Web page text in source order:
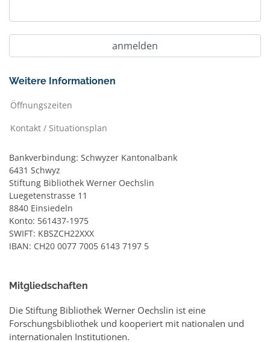
Weitere Informationen
Öffnungszeiten
Kontakt / Situationsplan
Bankverbindung: Schwyzer Kantonalbank
6431 Schwyz
Stiftung Bibliothek Werner Oechslin
Luegetenstrasse 11
8840 Einsiedeln
Konto: 561437-1975
SWIFT: KBSZCH22XXX
IBAN: CH20 0077 7005 6143 7197 5
Mitgliedschaften
Die Stiftung Bibliothek Werner Oechslin ist eine
Forschungsbibliothek und kooperiert mit nationalen und
internationalen Institutionen.